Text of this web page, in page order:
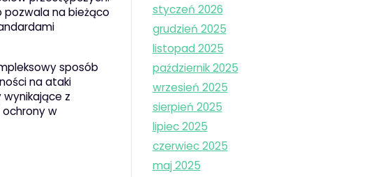
na bieżąco
sposób
na ataki
z
w
styczeń 2026
grudzień 2025
listopad 2025
październik 2025
wrzesień 2025
sierpień 2025
lipiec 2025
czerwiec 2025
maj 2025